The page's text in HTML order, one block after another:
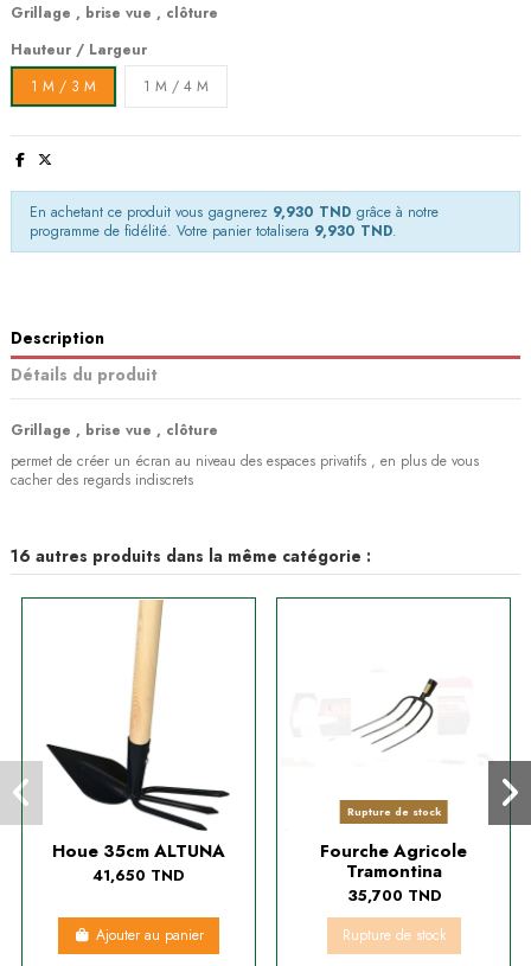
Grillage , brise vue , clôture
Hauteur / Largeur
1 M / 3 M
1 M / 4 M
En achetant ce produit vous gagnerez 9,930 TND grâce à notre
programme de fidélité. Votre panier totalisera 9,930 TND.
Description
Détails du produit
Grillage , brise vue , clôture
permet de créer un écran au niveau des espaces privatifs , en plus de vous
cacher des regards indiscrets
16 autres produits dans la même catégorie :
Houe 35cm ALTUNA
41,650 TND
Ajouter au panier
Rupture de stock
Fourche Agricole
Tramontina
35,700 TND
Rupture de stock